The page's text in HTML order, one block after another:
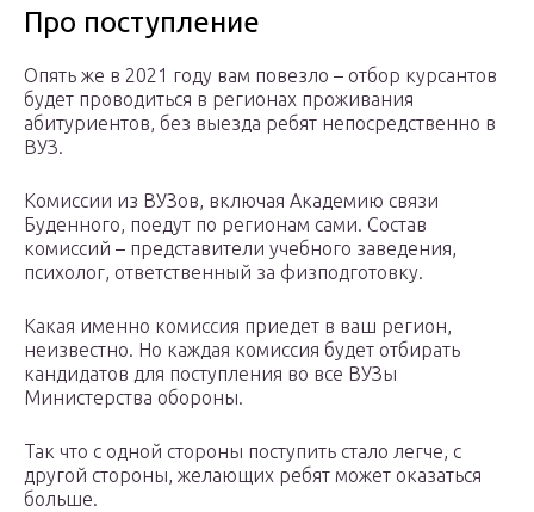
Про поступление
Опять же в 2021 году вам повезло – отбор курсантов
будет проводиться в регионах проживания
абитуриентов, без выезда ребят непосредственно в
ВУЗ.
Комиссии из ВУЗов, включая Академию связи
Буденного, поедут по регионам сами. Состав
комиссий – представители учебного заведения,
психолог, ответственный за физподготовку.
Какая именно комиссия приедет в ваш регион,
неизвестно. Но каждая комиссия будет отбирать
кандидатов для поступления во все ВУЗы
Министерства обороны.
Так что с одной стороны поступить стало легче, с
другой стороны, желающих ребят может оказаться
больше.